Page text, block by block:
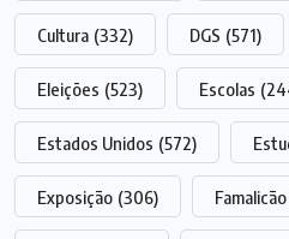
Cultura (332) DGS (571)
Eleições (523) Escolas
Estados Unidos (572)
Exposição (306) Famalicão